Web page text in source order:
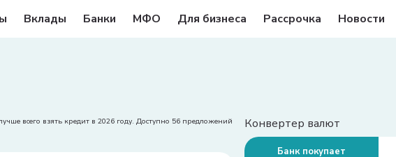
Вклады Банки МФО Для бизнеса Рассрочка Новости
всего взять кредит в 2026 году. Доступно 56 предложений
Конвертер валют
Банк покупает